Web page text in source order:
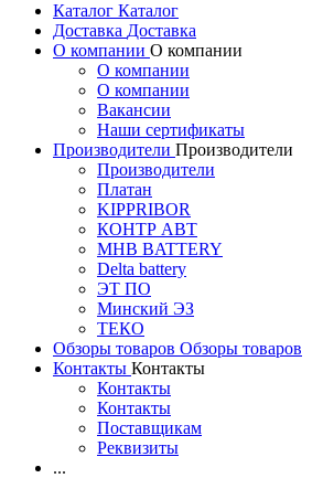
Каталог Каталог
Доставка Доставка
О компании О компании
О компании
О компании
Вакансии
Наши сертификаты
Производители Производители
Производители
Платан
KIPPRIBOR
КОНТР АВТ
MHB BATTERY
Delta battery
ЭT ПО
Минский ЭЗ
ТЕКО
Обзоры товаров Обзоры товаров
Контакты Контакты
Контакты
Контакты
Поставщикам
Реквизиты
...